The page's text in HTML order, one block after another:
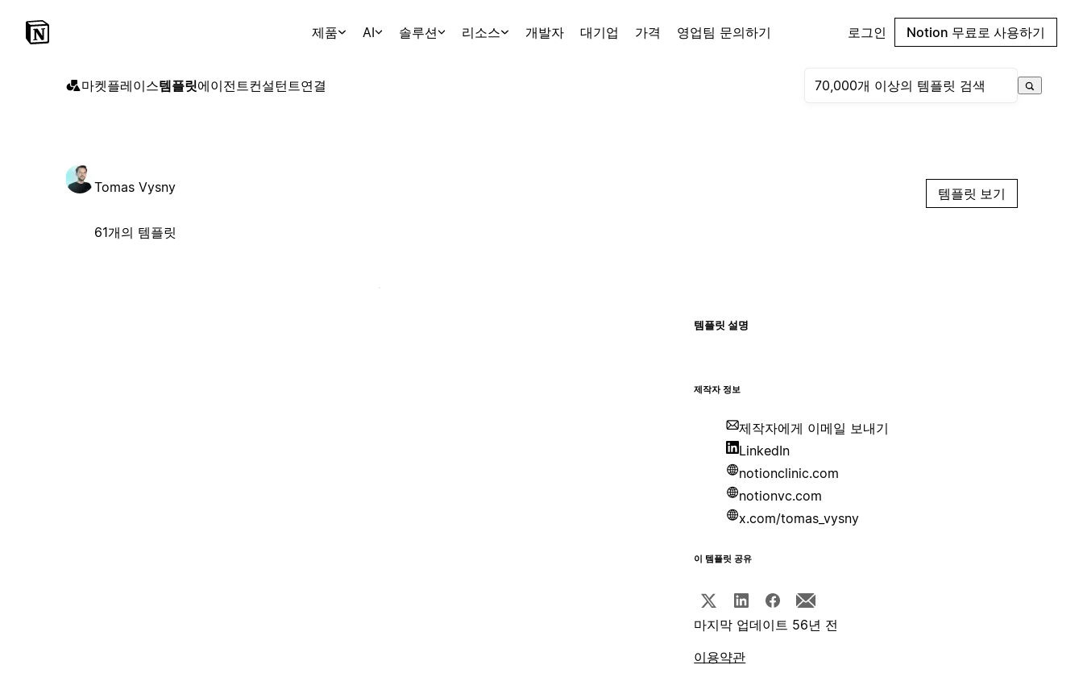
제품 AI 솔루션 리소스 개발자 대기업 가격 영업팀 문의하기 로그인 Notion 무료로 사용하기
마켓플레이스템플릿에이전트컨설턴트연결
Tomas Vysny
61개의 템플릿
템플릿 보기
템플릿 설명
제작자 정보
제작자에게 이메일 보내기
LinkedIn
notionclinic.com
notionvc.com
x.com/tomas_vysny
이 템플릿 공유
마지막 업데이트 56년 전
이용약관